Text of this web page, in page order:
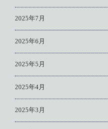
2025年7月
2025年6月
2025年5月
2025年4月
2025年3月